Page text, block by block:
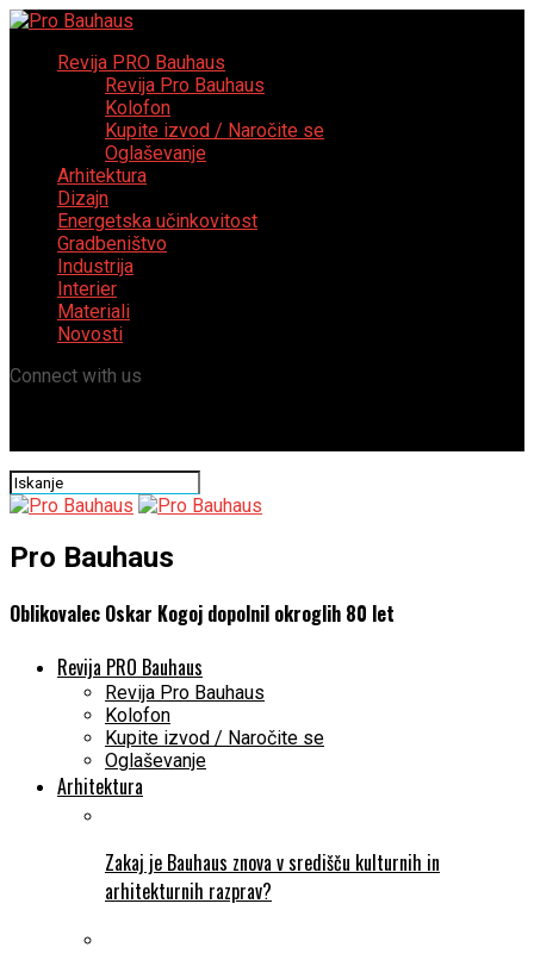
Revija PRO Bauhaus
Revija Pro Bauhaus
Kolofon
Kupite izvod / Naročite se
Oglaševanje
Arhitektura
Dizajn
Energetska učinkovitost
Gradbeništvo
Industrija
Interier
Materiali
Novosti
Connect with us
Pro Bauhaus
Oblikovalec Oskar Kogoj dopolnil okroglih 80 let
Revija PRO Bauhaus
Revija Pro Bauhaus
Kolofon
Kupite izvod / Naročite se
Oglaševanje
Arhitektura
Zakaj je Bauhaus znova v središču kulturnih in
arhitekturnih razprav?